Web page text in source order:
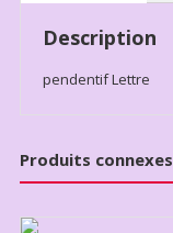
Description
pendentif Lettre
Produits connexes